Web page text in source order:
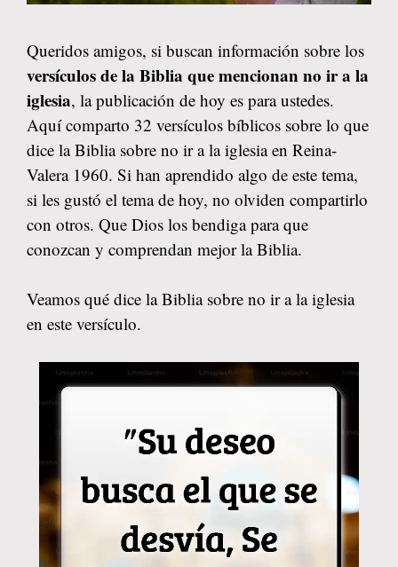
Queridos amigos, si buscan información sobre los
versículos de la Biblia que mencionan no ir a la
iglesia, la publicación de hoy es para ustedes.
Aquí comparto 32 versículos bíblicos sobre lo que
dice la Biblia sobre no ir a la iglesia en Reina-
Valera 1960. Si han aprendido algo de este tema,
si les gustó el tema de hoy, no olviden compartirlo
con otros. Que Dios los bendiga para que
conozcan y comprendan mejor la Biblia.
Veamos qué dice la Biblia sobre no ir a la iglesia
en este versículo.